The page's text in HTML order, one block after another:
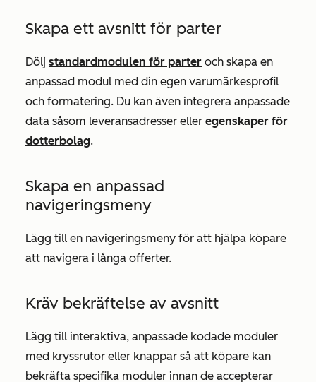
Skapa ett avsnitt för parter
Dölj standardmodulen för parter och skapa en
anpassad modul med din egen varumärkesprofil
och formatering. Du kan även integrera anpassade
data såsom leveransadresser eller egenskaper för
dotterbolag.
Skapa en anpassad
navigeringsmeny
Lägg till en navigeringsmeny för att hjälpa köpare
att navigera i långa offerter.
Kräv bekräftelse av avsnitt
Lägg till interaktiva, anpassade kodade moduler
med kryssrutor eller knappar så att köpare kan
bekräfta specifika moduler innan de accepterar